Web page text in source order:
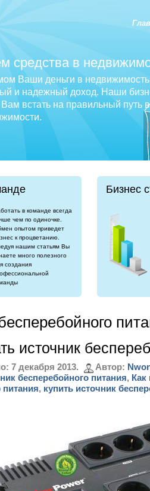
средства в
Ваши деньги в
и надежный доход. Наши
встать на правильный путь
в команде всегда
чем по одиночке.
опытом приведет
к процветанию.
нашим статьям Вы
много полезного
создания
Бизнес
источник
7 декабря 2013. Автор:
бесперебойного питания, Как
питания, купить источник